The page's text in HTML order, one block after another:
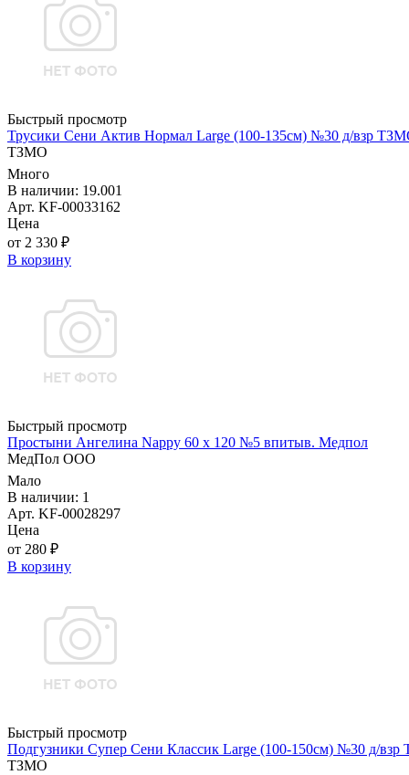
Быстрый просмотр
Трусики Сени Актив Нормал Large (100-135см) №30 д/взр
ТЗМО
Много
В наличии: 19.001
Арт. KF-00033162
Цена
от 2 330 ₽
В корзину
Быстрый просмотр
Простыни Ангелина Nappy 60 х 120 №5 впитыв. Медпол
МедПол ООО
Мало
В наличии: 1
Арт. KF-00028297
Цена
от 280 ₽
В корзину
Быстрый просмотр
Подгузники Супер Сени Классик Large (100-150см) №30 д/
ТЗМО